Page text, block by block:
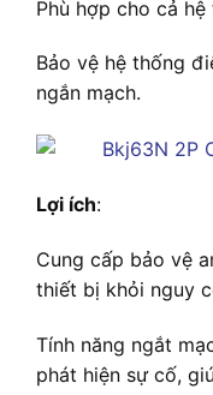
Phù hợp cho cả
Bảo vệ hệ thống
ngắn mạch.
Lợi ích:
Cung cấp bảo vệ
thiết bị khỏi nguy
Tính năng ngắt
phát hiện sự cố,